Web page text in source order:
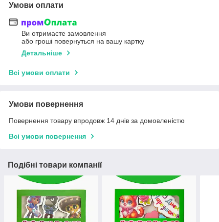
Умови оплати
Ви отримаєте замовлення
або гроші повернуться на вашу картку
Детальніше
Всі умови оплати
Умови повернення
Повернення товару впродовж 14 днів за домовленістю
Всі умови повернення
Подібні товари компанії